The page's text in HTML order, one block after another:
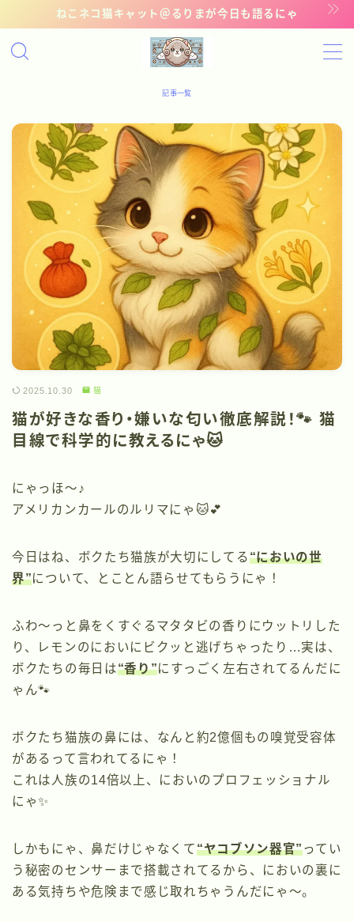
ねこネコ猫キャット＠るりまが今日も語るにゃ
MENU
管理猫ギャラリー
お問い合わせ
記事一覧
2025.10.30 猫
猫が好きな香り・嫌いな匂い徹底解説！🐾 猫
目線で科学的に教えるにゃ🐱
にゃっほ〜♪
アメリカンカールのルリマにゃ🐱💕
今日はね、ボクたち猫族が大切にしてる“においの世
界”について、とことん語らせてもらうにゃ！
ふわ〜っと鼻をくすぐるマタタビの香りにウットリした
り、レモンのにおいにビクッと逃げちゃったり…実は、
ボクたちの毎日は“香り”にすっごく左右されてるんだに
ゃん🐾
ボクたち猫族の鼻には、なんと約2億個もの嗅覚受容体
があるって言われてるにゃ！
これは人族の14倍以上、においのプロフェッショナル
にゃ✨
しかもにゃ、鼻だけじゃなくて“ヤコブソン器官”ってい
う秘密のセンサーまで搭載されてるから、においの裏に
ある気持ちや危険まで感じ取れちゃうんだにゃ〜。